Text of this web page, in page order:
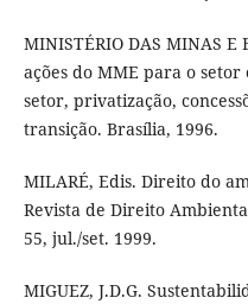
MINISTÉRIO DAS MINAS
ações do MME para o
setor, privatização,
transição. Brasília, 1996.
MILARÉ, Edis. Direito do
Revista de Direito
55, jul./set. 1999.
MIGUEZ, J.D.G.